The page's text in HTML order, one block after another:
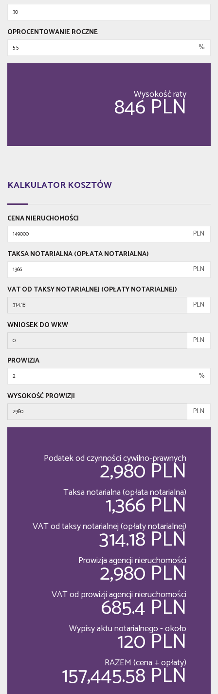
OPROCENTOWANIE ROCZNE
%
Wysokość raty
846 PLN
KALKULATOR KOSZTÓW
CENA NIERUCHOMOŚCI
PLN
TAKSA NOTARIALNA (OPŁATA NOTARIALNA)
PLN
VAT OD TAKSY NOTARIALNEJ (OPŁATY NOTARIALNEJ)
PLN
WNIOSEK DO WKW
PLN
PROWIZJA
%
WYSOKOŚĆ PROWIZJI
PLN
Podatek od czynności cywilno-prawnych
2,980 PLN
Taksa notarialna (opłata notarialna)
1,366 PLN
VAT od taksy notarialnej (opłaty notarialnej)
314.18 PLN
Prowizja agencji nieruchomości
2,980 PLN
VAT od prowizji agencji nieruchomości
685.4 PLN
Wypisy aktu notarialnego - około
120 PLN
RAZEM (cena + opłaty)
157,445.58 PLN